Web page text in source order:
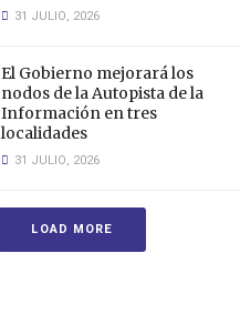
31 JULIO, 2026
El Gobierno mejorará los
nodos de la Autopista de la
Información en tres
localidades
31 JULIO, 2026
LOAD MORE